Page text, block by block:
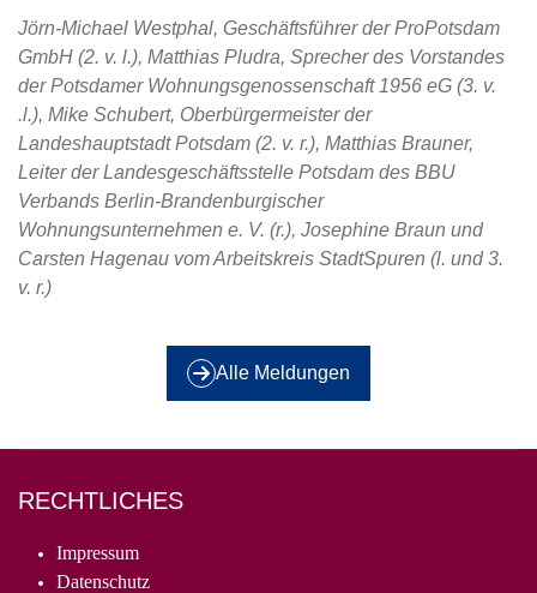
Jörn-Michael Westphal, Geschäftsführer der ProPotsdam
GmbH (2. v. l.), Matthias Pludra, Sprecher des Vorstandes
der Potsdamer Wohnungsgenossenschaft 1956 eG (3. v.
.l.), Mike Schubert, Oberbürgermeister der
Landeshauptstadt Potsdam (2. v. r.), Matthias Brauner,
Leiter der Landesgeschäftsstelle Potsdam des BBU
Verbands Berlin-Brandenburgischer
Wohnungsunternehmen e. V. (r.), Josephine Braun und
Carsten Hagenau vom Arbeitskreis StadtSpuren (l. und 3.
v. r.)
Alle Meldungen
RECHTLICHES
Impressum
Datenschutz